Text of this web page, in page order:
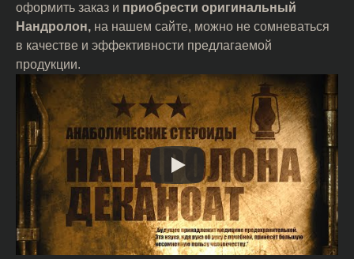
оформить заказ и приобрести оригинальный
Нандролон, на нашем сайте, можно не сомневаться
в качестве и эффективности предлагаемой
продукции.